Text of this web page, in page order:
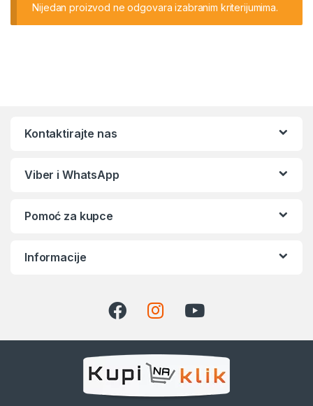
Nijedan proizvod ne odgovara izabranim kriterijumima.
Kontaktirajte nas
Viber i WhatsApp
Pomoć za kupce
Informacije